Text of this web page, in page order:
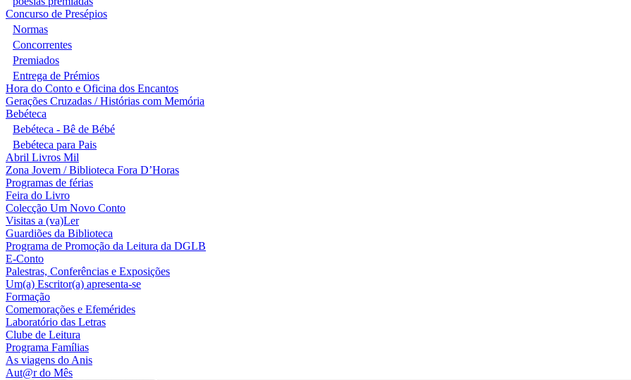
Concurso de Presépios
Normas
Concorrentes
Premiados
Entrega de Prémios
Hora do Conto e Oficina dos Encantos
Gerações Cruzadas / Histórias com Memória
Bebéteca
Bebéteca - Bê de Bébé
Bebéteca para Pais
Abril Livros Mil
Zona Jovem / Biblioteca Fora D’Horas
Programas de férias
Feira do Livro
Colecção Um Novo Conto
Visitas a (va)Ler
Guardiões da Biblioteca
Programa de Promoção da Leitura da DGLB
E-Conto
Palestras, Conferências e Exposições
Um(a) Escritor(a) apresenta-se
Formação
Comemorações e Efemérides
Laboratório das Letras
Clube de Leitura
Programa Famílias
As viagens do Anis
Aut@r do Mês